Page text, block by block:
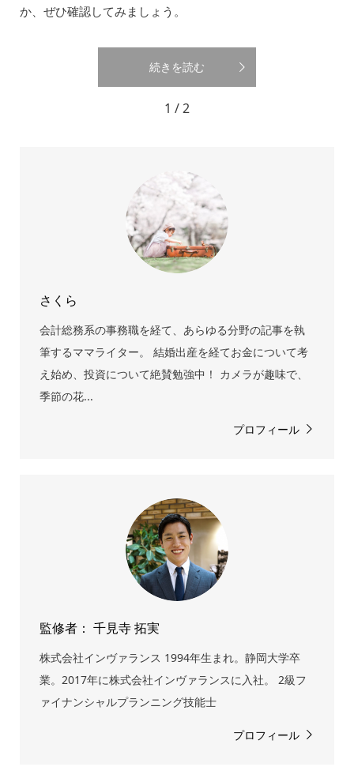
か、ぜひ確認してみましょう。
続きを読む
1 / 2
さくら
会計総務系の事務職を経て、あらゆる分野の記事を執
筆するママライター。 結婚出産を経てお金について考
え始め、投資について絶賛勉強中！ カメラが趣味で、
季節の花...
プロフィール
監修者： 千見寺 拓実
株式会社インヴァランス 1994年生まれ。静岡大学卒
業。2017年に株式会社インヴァランスに入社。 2級フ
ァイナンシャルプランニング技能士
プロフィール